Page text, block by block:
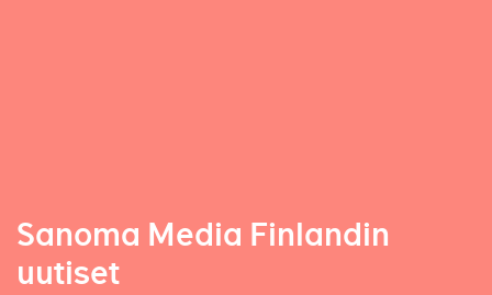
Sanoma Media Finlandin
uutiset